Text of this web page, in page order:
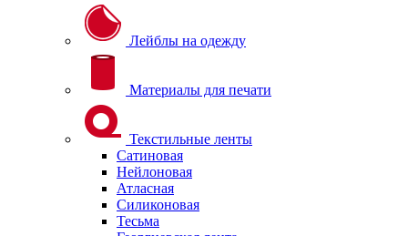
Лейблы на одежду
Материалы для печати
Текстильные ленты
Сатиновая
Нейлоновая
Атласная
Силиконовая
Тесьма